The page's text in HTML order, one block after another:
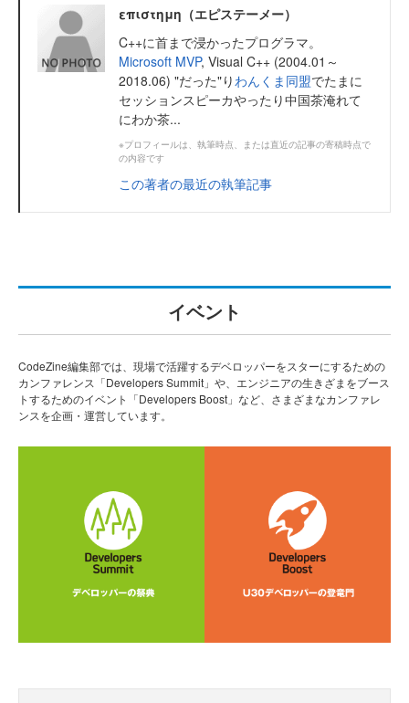
επιστημη（エピステーメー）
C++に首まで浸かったプログラマ。
Microsoft MVP, Visual C++ (2004.01～
2018.06) "だった"りわんくま同盟でたまに
セッションスピーカやったり中国茶淹れて
にわか茶...
※プロフィールは、執筆時点、または直近の記事の寄稿時点で
の内容です
この著者の最近の執筆記事
イベント
CodeZine編集部では、現場で活躍するデベロッパーをスターにするための
カンファレンス「Developers Summit」や、エンジニアの生きざまをブース
トするためのイベント「Developers Boost」など、さまざまなカンファレ
ンスを企画・運営しています。